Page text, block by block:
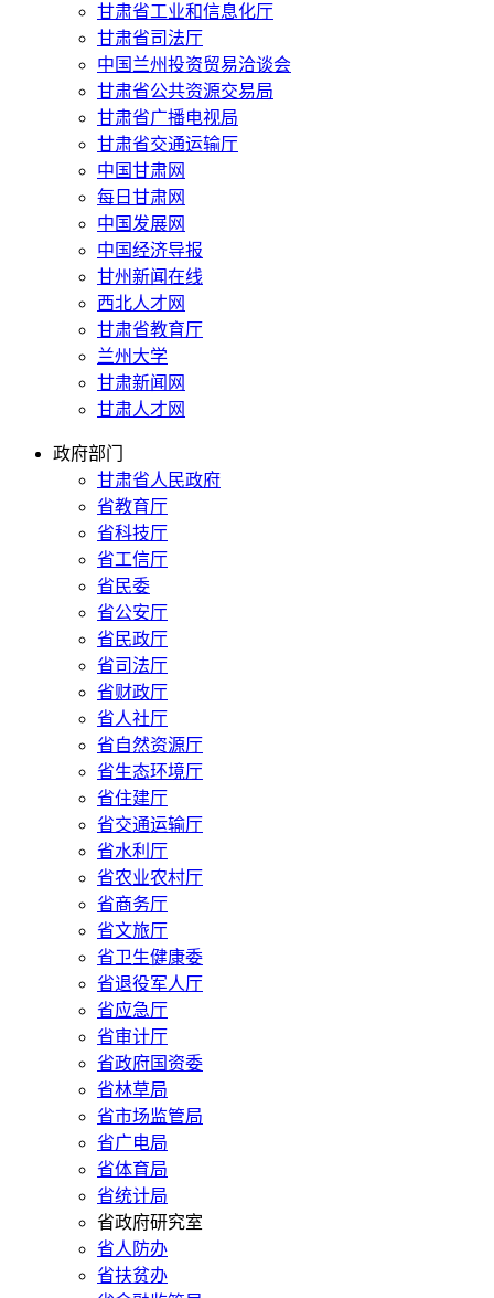
甘肃省工业和信息化厅
甘肃省司法厅
中国兰州投资贸易洽谈会
甘肃省公共资源交易局
甘肃省广播电视局
甘肃省交通运输厅
中国甘肃网
每日甘肃网
中国发展网
中国经济导报
甘州新闻在线
西北人才网
甘肃省教育厅
兰州大学
甘肃新闻网
甘肃人才网
政府部门
甘肃省人民政府
省教育厅
省科技厅
省工信厅
省民委
省公安厅
省民政厅
省司法厅
省财政厅
省人社厅
省自然资源厅
省生态环境厅
省住建厅
省交通运输厅
省水利厅
省农业农村厅
省商务厅
省文旅厅
省卫生健康委
省退役军人厅
省应急厅
省审计厅
省政府国资委
省林草局
省市场监管局
省广电局
省体育局
省统计局
省政府研究室
省人防办
省扶贫办